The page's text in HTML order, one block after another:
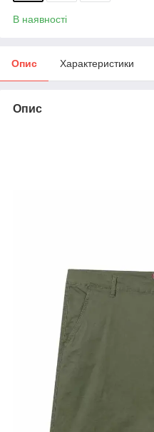
В наявності
Опис Характеристики
Опис